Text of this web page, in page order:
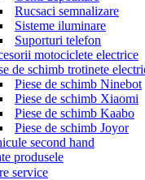
Rucsaci semnalizare
Sisteme iluminare
Suporturi telefon
motociclete electrice
de schimb trotinete
Piese de schimb Ninebot
Piese de schimb Xiaomi
Piese de schimb Kaabo
Piese de schimb Joyor
second hand
produsele
service